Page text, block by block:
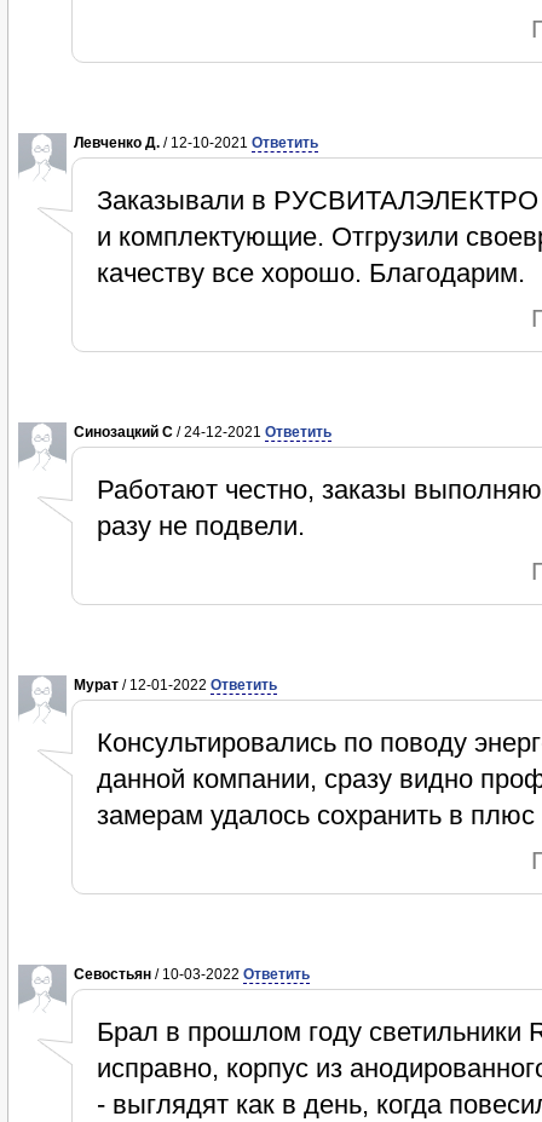
Левченко Д. / 12-10-2021 Ответить
Заказывали в РУСВИТАЛЭЛЕКТРО
и комплектующие. Отгрузили
качеству все хорошо. Благодарим.
Синозацкий С / 24-12-2021 Ответить
Работают честно, заказы
разу не подвели.
Мурат / 12-01-2022 Ответить
Консультировались по поводу
данной компании, сразу видно
замерам удалось сохранить в плюс
Севостьян / 10-03-2022 Ответить
Брал в прошлом году светильники
исправно, корпус из
- выглядят как в день, когда